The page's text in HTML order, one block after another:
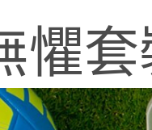
懼